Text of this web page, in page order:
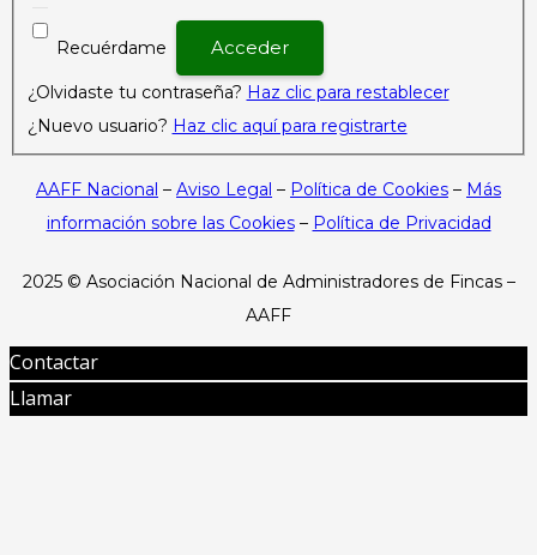
Recuérdame
¿Olvidaste tu contraseña? Haz clic para restablecer
¿Nuevo usuario? Haz clic aquí para registrarte
AAFF Nacional – Aviso Legal – Política de Cookies – Más
información sobre las Cookies– Política de Privacidad
2025 © Asociación Nacional de Administradores de Fincas –
AAFF
Contactar
Llamar